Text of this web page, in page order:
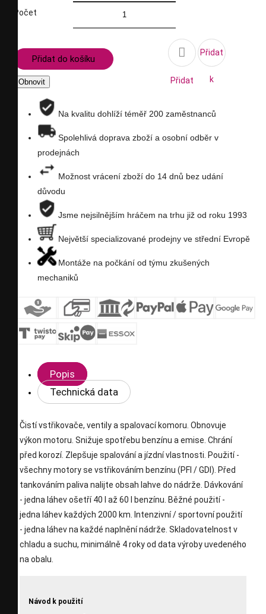
Počet
Přidat do košíku 
Přidat
seznam
Přidat
k
Na kvalitu dohlíží téměř 200 zaměstnanců
Spolehlivá doprava zboží a osobní odběr v
prodejnách
Možnost vrácení zboží do 14 dnů bez udání
důvodu
Jsme nejsilnějším hráčem na trhu již od roku 1993
Největší specializované prodejny ve střední Evropě
Montáže na počkání od týmu zkušených
mechaniků
Popis
Technická data
Čistí vstřikovače, ventily a spalovací komoru. Obnovuje
výkon motoru. Snižuje spotřebu benzínu a emise. Chrání
před korozí. Zlepšuje spalování a jízdní vlastnosti. Použití -
všechny motory se vstřikováním benzínu (PFI / GDI). Před
tankováním paliva nalijte obsah lahve do nádrže. Dávkování
- jedna láhev ošetří 40 l až 60 l benzínu. Běžné použití -
jedna láhev každých 2000 km. Intenzivní / sportovní použití
- jedna láhev na každé naplnění nádrže. Skladovatelnost v
chladu a suchu, minimálně 4 roky od data výroby uvedeného
na obalu.
Návod k použití